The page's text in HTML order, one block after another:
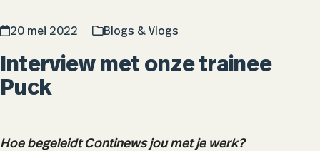
20 mei 2022 Blogs & Vlogs
Interview met onze trainee
Puck
Hoe begeleidt Continews jou met je werk?